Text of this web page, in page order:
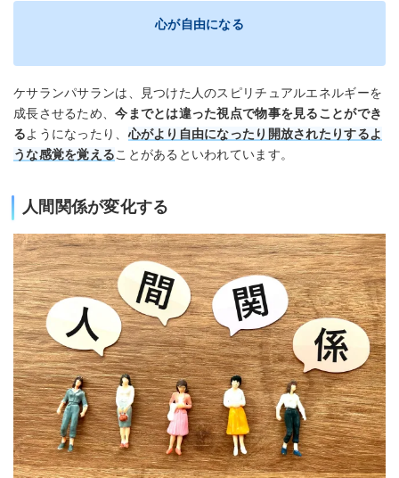
心が自由になる
ケサランパサランは、見つけた人のスピリチュアルエネルギーを
成長させるため、今までとは違った視点で物事を見ることができ
るようになったり、 心がより自由になったり開放されたりするよ
うな感覚を覚えることがあるといわれています。
人間関係が変化する